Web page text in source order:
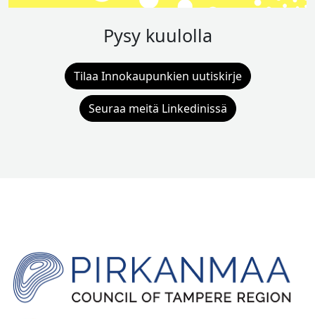
Pysy kuulolla
Tilaa Innokaupunkien uutiskirje
Seuraa meitä Linkedinissä